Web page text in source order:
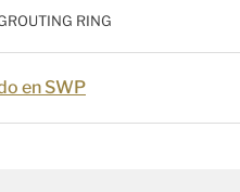
RING
en SWP